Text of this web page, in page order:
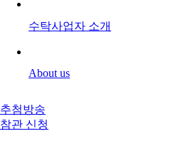
수탁사업자 소개
About us
추첨방송
참관 신청